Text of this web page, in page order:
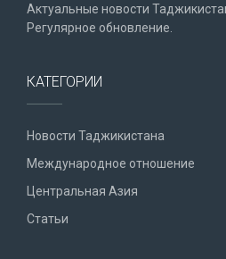
Актуальные новости
Регулярное обновление.
КАТЕГОРИИ
Новости Таджикистана
Международное отношение
Центральная Азия
Статьи